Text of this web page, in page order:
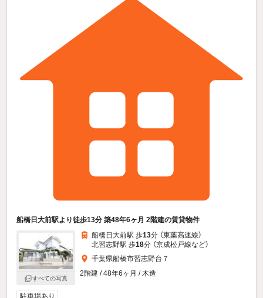
船橋日大前駅より徒歩13分 築48年6ヶ月 2階建の賃貸物件
すべての写真
船橋日大前駅 歩13分 （東葉高速線）
北習志野駅 歩18分 （京成松戸線など）
千葉県船橋市習志野台７
2階建 / 48年6ヶ月 / 木造
駐車場あり